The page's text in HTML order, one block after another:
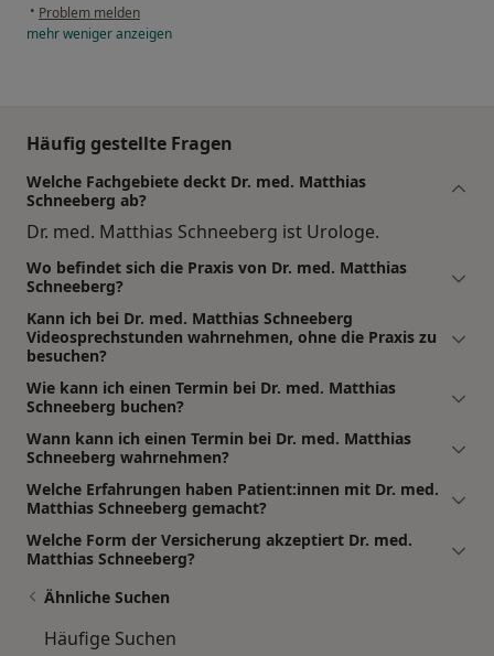
• Problem melden
mehrwenigeranzeigen
Häufig gestellte Fragen
Welche Fachgebiete deckt Dr. med. Matthias
Schneeberg ab?
Dr. med. Matthias Schneeberg ist Urologe.
Wo befindet sich die Praxis von Dr. med. Matthias
Schneeberg?
Kann ich bei Dr. med. Matthias Schneeberg
Videosprechstunden wahrnehmen, ohne die Praxis zu
besuchen?
Wie kann ich einen Termin bei Dr. med. Matthias
Schneeberg buchen?
Wann kann ich einen Termin bei Dr. med. Matthias
Schneeberg wahrnehmen?
Welche Erfahrungen haben Patient:innen mit Dr. med.
Matthias Schneeberg gemacht?
Welche Form der Versicherung akzeptiert Dr. med.
Matthias Schneeberg?
Ähnliche Suchen
Häufige Suchen